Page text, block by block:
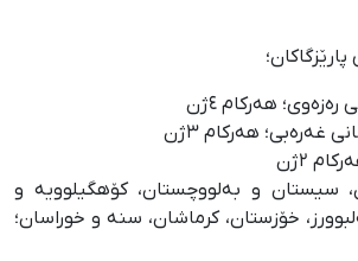
هەرکام ٤ژن
غەرەبی؛ هەرکام ٣ژن
٢ژن
سیستان و بەلووچستان، کۆهگیلوویە و
خۆزستان، کرماشان، سنە و خوراسان؛